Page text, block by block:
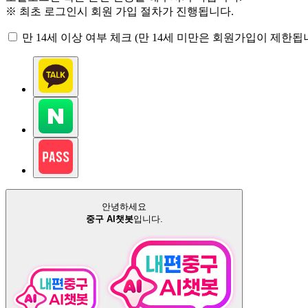
※ 최초 로그인시 회원 가입 절차가 진행됩니다.
만 14세 이상 여부 체크 (만 14세 미만은 회원가입이 제한됩
안녕하세요
중구 AI챗봇입니다.